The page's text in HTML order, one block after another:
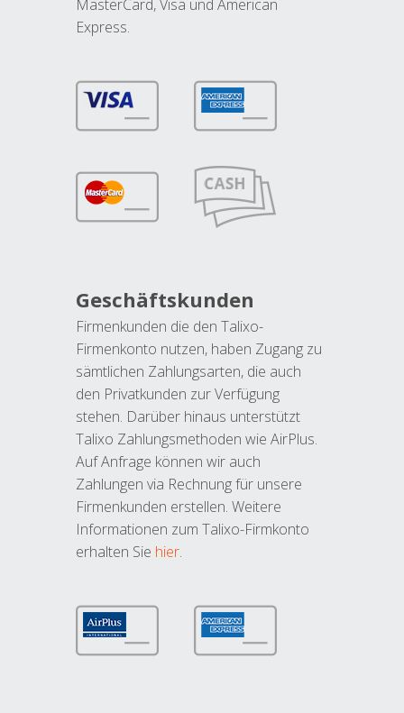
MasterCard, Visa und American
Express.
Geschäftskunden
Firmenkunden die den Talixo-
Firmenkonto nutzen, haben Zugang zu
sämtlichen Zahlungsarten, die auch
den Privatkunden zur Verfügung
stehen. Darüber hinaus unterstützt
Talixo Zahlungsmethoden wie AirPlus.
Auf Anfrage können wir auch
Zahlungen via Rechnung für unsere
Firmenkunden erstellen. Weitere
Informationen zum Talixo-Firmkonto
erhalten Sie hier.